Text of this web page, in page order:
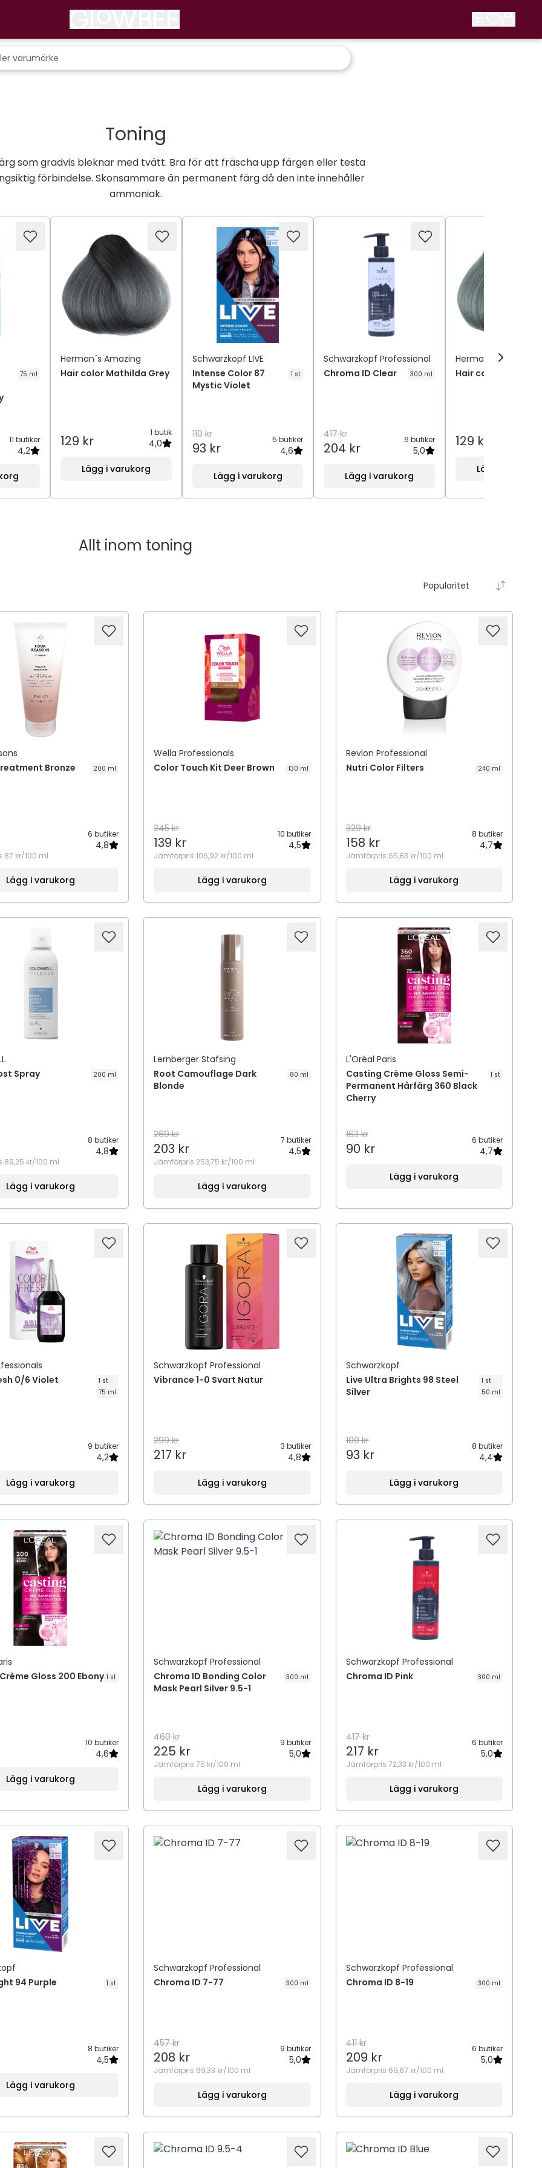
Toning
som gradvis bleknar med tvätt. Bra för att fräscha upp färgen eller testa
förbindelse. Skonsammare än permanent färg då den inte innehåller
ammoniak.
75 ml
11 butiker
4,2
Herman´s Amazing
Hair color Mathilda Grey
129 kr
1 butik
4,0
Lägg i varukorg
Schwarzkopf LIVE
Intense Color 87
Mystic Violet
1 st
110 kr
93 kr
5 butiker
4,6
Lägg i varukorg
Schwarzkopf Professional
Chroma ID Clear
300 ml
417 kr
204 kr
6 butiker
5,0
Lägg i varukorg
Herman´s Amazing
Hair color Gilda
129 kr
Lägg i
Allt inom toning
Popularitet
Bronze
200 ml
6 butiker
4,8
87 kr/100 ml
Lägg i varukorg
Wella Professionals
Color Touch Kit Deer Brown
130 ml
245 kr
139 kr
10 butiker
4,5
Jämförpris106,92 kr/100 ml
Lägg i varukorg
Revlon Professional
Nutri Color Filters
240 ml
329 kr
158 kr
8 butiker
4,7
Jämförpris 65,83 kr/100 ml
Lägg i varukorg
Spray
200 ml
8 butiker
4,8
89,25 kr/100 ml
Lägg i varukorg
Lernberger Stafsing
Root Camouflage Dark
Blonde
80 ml
269 kr
203 kr
7 butiker
4,5
Jämförpris 253,75 kr/100 ml
Lägg i varukorg
L'Oréal Paris
Casting Crème Gloss Semi-
Permanent Hårfärg 360 Black
Cherry
1 st
163 kr
90 kr
6 butiker
4,7
Lägg i varukorg
0/6 Violet
1 st
75 ml
9 butiker
4,2
Lägg i varukorg
Schwarzkopf Professional
Vibrance 1-0 Svart Natur
299 kr
217 kr
3 butiker
4,8
Lägg i varukorg
Schwarzkopf
Live Ultra Brights 98 Steel
Silver
1 st
50 ml
100 kr
93 kr
8 butiker
4,4
Lägg i varukorg
Gloss 200 Ebony 1 st
10 butiker
4,6
Lägg i varukorg
Schwarzkopf Professional
Chroma ID Bonding Color
Mask Pearl Silver 9.5-1
300 ml
460 kr
225 kr
9 butiker
5,0
Jämförpris75 kr/100 ml
Lägg i varukorg
Schwarzkopf Professional
Chroma ID Pink
300 ml
417 kr
217 kr
6 butiker
5,0
Jämförpris 72,33 kr/100 ml
Lägg i varukorg
94 Purple
1 st
8 butiker
4,5
Lägg i varukorg
Schwarzkopf Professional
Chroma ID 7-77
300 ml
457 kr
208 kr
9 butiker
5,0
Jämförpris 69,33 kr/100 ml
Lägg i varukorg
Schwarzkopf Professional
Chroma ID 8-19
300 ml
411 kr
209 kr
6 butiker
5,0
Jämförpris 69,67 kr/100 ml
Lägg i varukorg